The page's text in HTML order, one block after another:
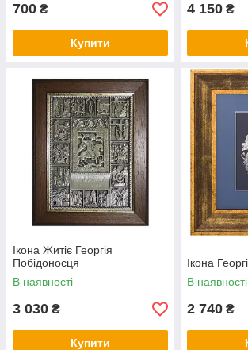
700 ₴
Купити
4 150 ₴
Ікона Житіє Георгія
Побідоносця
В наявності
3 030 ₴
Купити
Ікона
В наявності
2 740 ₴